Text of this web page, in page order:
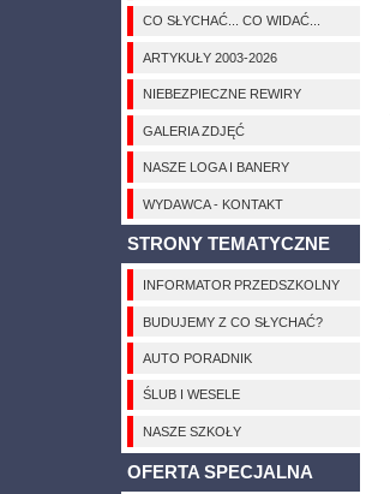
CO SŁYCHAĆ... CO WIDAĆ...
ARTYKUŁY 2003-2026
NIEBEZPIECZNE REWIRY
GALERIA ZDJĘĆ
NASZE LOGA I BANERY
WYDAWCA - KONTAKT
STRONY TEMATYCZNE
INFORMATOR PRZEDSZKOLNY
BUDUJEMY Z CO SŁYCHAĆ?
AUTO PORADNIK
ŚLUB I WESELE
NASZE SZKOŁY
OFERTA SPECJALNA